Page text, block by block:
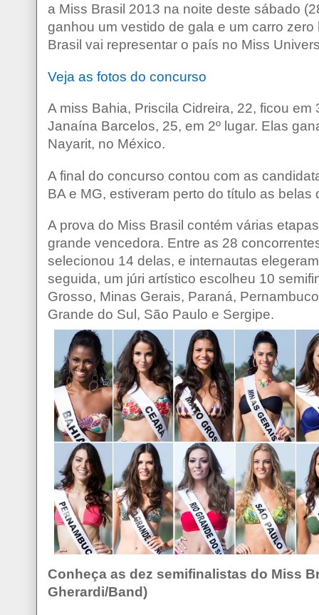
a Miss Brasil 2013 na noite deste sábado
ganhou um vestido de gala e um carro
Brasil vai representar o país no Miss
Veja as fotos do concurso
A miss Bahia, Priscila Cidreira, 22, ficou em
Janaína Barcelos, 25, em 2º lugar. Elas
Nayarit, no México.
A final do concurso contou com as
BA e MG, estiveram perto do título as
A prova do Miss Brasil contém várias
grande vencedora. Entre as 28
selecionou 14 delas, e internautas
seguida, um júri artístico escolheu 10
Grosso, Minas Gerais, Paraná,
Grande do Sul, São Paulo e Sergipe.
Conheça as dez semifinalistas do Miss
Gherardi/Band)